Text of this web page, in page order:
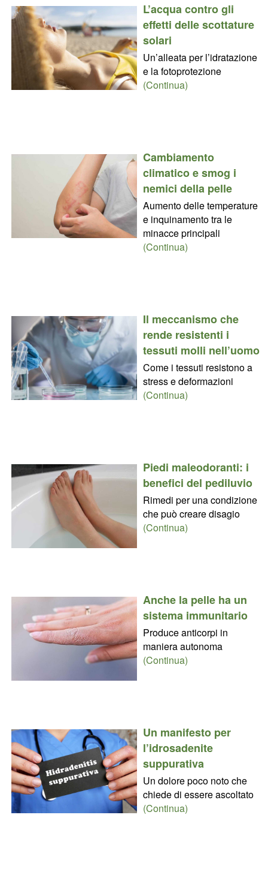
L’acqua contro gli
effetti delle scottature
solari
Un’alleata per l’idratazione
e la fotoprotezione
(Continua)
Cambiamento
climatico e smog i
nemici della pelle
Aumento delle temperature
e inquinamento tra le
minacce principali
(Continua)
Il meccanismo che
rende resistenti i
tessuti molli nell’uomo
Come i tessuti resistono a
stress e deformazioni
(Continua)
Piedi maleodoranti: i
benefici del pediluvio
Rimedi per una condizione
che può creare disagio
(Continua)
Anche la pelle ha un
sistema immunitario
Produce anticorpi in
maniera autonoma
(Continua)
Un manifesto per
l’idrosadenite
suppurativa
Un dolore poco noto che
chiede di essere ascoltato
(Continua)